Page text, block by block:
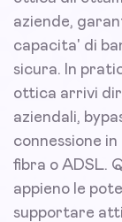
aziende,
capacita' di
sicura. In
ottica arrivi
aziendali,
connessione
fibra o ADSL.
appieno le
supportare